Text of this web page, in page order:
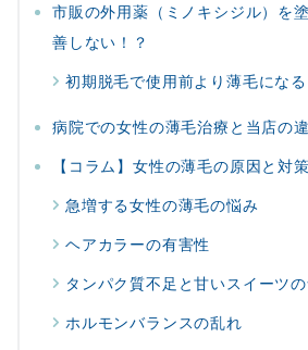
市販の外用薬（ミノキシジル）を
善しない！？
初期脱毛で使用前より薄毛にな
病院での女性の薄毛治療と当店の
【コラム】女性の薄毛の原因と対
急増する女性の薄毛の悩み
ヘアカラーの有害性
タンパク質不足と甘いスイーツ
ホルモンバランスの乱れ